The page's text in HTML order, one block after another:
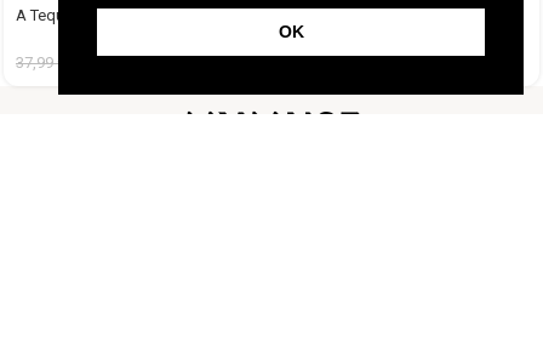
A Tequila Set Κόκκινο
37,99€ 19,99€
A Tequila Set Μέντα
37,99€ 19,99€
OK